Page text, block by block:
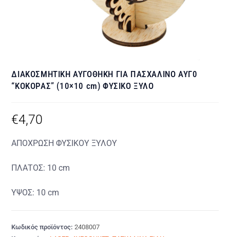
ΔΙΑΚΟΣΜΗΤΙΚΗ ΑΥΓΟΘΗΚΗ ΓΙΑ ΠΑΣΧΑΛΙΝΟ ΑΥΓ0
“ΚΟΚΟΡΑΣ” (10×10 cm) ΦΥΣΙΚΟ ΞΥΛΟ
€4,70
ΑΠΟΧΡΩΣΗ ΦΥΣΙΚΟΥ ΞΥΛΟΥ
ΠΛΑΤΟΣ: 10 cm
ΥΨΟΣ: 10 cm
Κωδικός προϊόντος:2408007